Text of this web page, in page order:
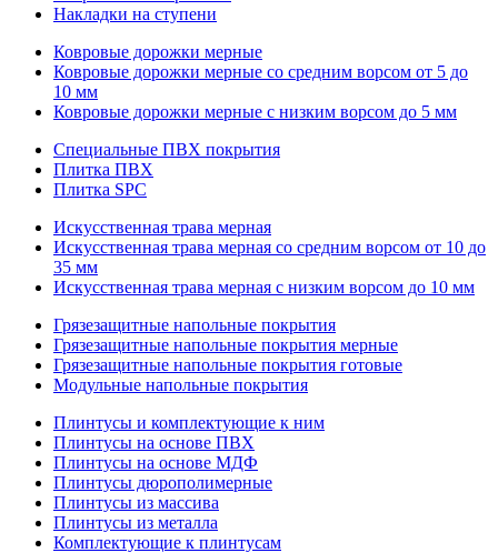
Накладки на ступени
Ковровые дорожки мерные
Ковровые дорожки мерные со средним ворсом от 5 до
10 мм
Ковровые дорожки мерные с низким ворсом до 5 мм
Специальные ПВХ покрытия
Плитка ПВХ
Плитка SPC
Искуccтвенная трава мерная
Искусственная трава мерная со средним ворсом от 10 до
35 мм
Искусственная трава мерная с низким ворсом до 10 мм
Грязезащитные напольные покрытия
Грязезащитные напольные покрытия мерные
Грязезащитные напольные покрытия готовые
Модульные напольные покрытия
Плинтусы и комплектующие к ним
Плинтусы на основе ПВХ
Плинтусы на основе МДФ
Плинтусы дюрополимерные
Плинтусы из массива
Плинтусы из металла
Комплектующие к плинтусам